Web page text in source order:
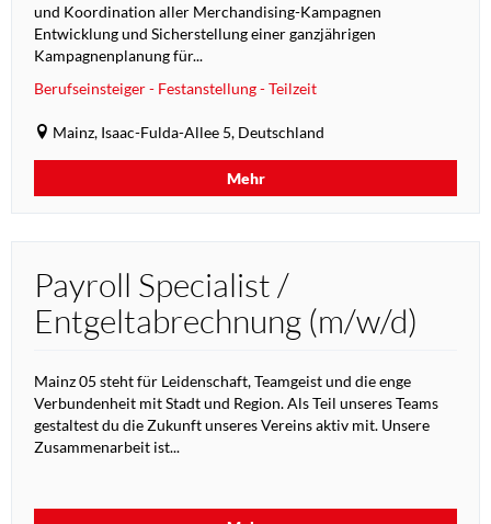
und Koordination aller Merchandising-Kampagnen
Entwicklung und Sicherstellung einer ganzjährigen
Kampagnenplanung für...
Berufseinsteiger - Festanstellung - Teilzeit
Mainz, Isaac-Fulda-Allee 5, Deutschland
Mehr
Payroll Specialist /
Entgeltabrechnung (m/w/d)
Mainz 05 steht für Leidenschaft, Teamgeist und die enge
Verbundenheit mit Stadt und Region. Als Teil unseres Teams
gestaltest du die Zukunft unseres Vereins aktiv mit. Unsere
Zusammenarbeit ist...